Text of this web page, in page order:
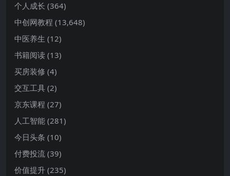
个人成长 (364)
中创网教程 (13,648)
中医养生 (12)
书籍阅读 (13)
买房装修 (4)
交互工具 (2)
京东课程 (27)
人工智能 (281)
今日头条 (10)
付费投流 (39)
价值提升 (235)